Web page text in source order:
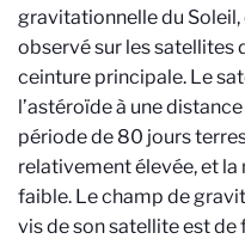
gravitationnelle du
observé sur les satellites
ceinture principale. Le
l’astéroïde à une
période de 80 jours
relativement élevée, et
faible. Le champ de
vis de son satellite est